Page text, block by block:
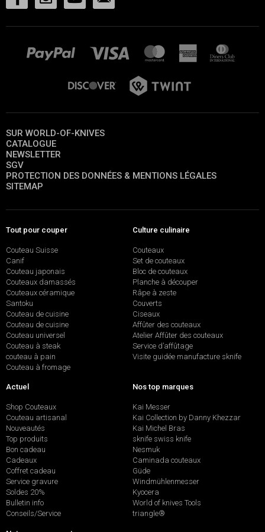
SUR WORLD-OF-KNIVES
CATALOGUE
NEWSLETTER
SGV
PROTECTION DES DONNÉES & MENTIONS LÉGALES
SITEMAP
Tout pour couper
Couteau Suisse
Canif
Couteau japonais
Couteaux damassés
Couteaux céramique
Santoku
Couteau de cuisine
Couteau de cuisine
Couteau universel
Couteau à steak
couteau à pain
Couteau à fromage
Culture culinaire
Couteaux
Set de couteaux
Bloc de couteaux
Planche à découper
Râpe à zeste
Couverts
Ciseaux
Affûter des couteaux
Atelier Affûter des couteaux
Service d’affûtage
Visite guidée manufacture sknife
Actuel
Shop Couteaux
Couteau artisanal
Nouveautés
Top produits
Bon cadeau
Cadeaux
Coffret cadeau
Service gravure
Soldes 20%
Bulletin info
Conseils/Service
Nos top marques
Kai Messer
Kai Collection by Danny Khezzar
Kai Michel Bras
sknife swiss knife
Nesmuk
Caminada couteaux
Güde
Windmühlenmesser
Kyocera
World of knives Tools
triangle®